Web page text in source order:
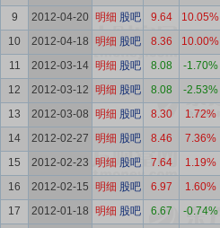
9
2012-04-20 明细 股吧 9.64 10.05%
10
2012-04-18 明细 股吧 8.36 10.00%
11
2012-03-14 明细 股吧 8.08 -1.70%
12
2012-03-12 明细 股吧 8.08 -2.53%
13
2012-03-08 明细 股吧 8.30 1.72%
14
2012-02-27 明细 股吧 8.46 7.36%
15
2012-02-23 明细 股吧 7.64 1.19%
16
2012-02-15 明细 股吧 6.97 1.60%
17
2012-01-18 明细 股吧 6.67 -0.74%